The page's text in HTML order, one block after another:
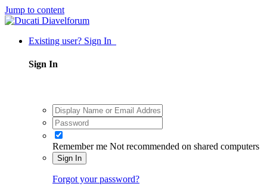
Jump to content
Existing user? Sign In
Sign In
Remember me Not recommended on shared computers
Sign In
Forgot your password?